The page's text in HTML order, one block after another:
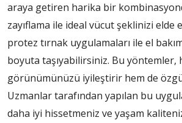
araya getiren harika bir
zayıflama ile ideal vücut şeklinizi elde
protez tırnak uygulamaları ile el
boyuta taşıyabilirsiniz. Bu yöntemler,
görünümünüzü iyileştirir hem de
Uzmanlar tarafından yapılan bu
daha iyi hissetmeniz ve yaşam